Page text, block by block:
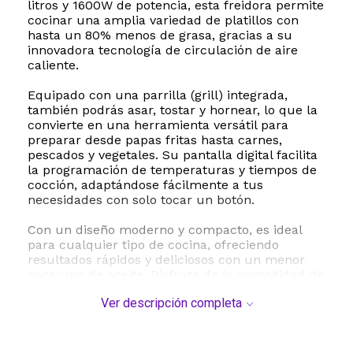
litros y 1600W de potencia, esta freidora permite
cocinar una amplia variedad de platillos con
hasta un 80% menos de grasa, gracias a su
innovadora tecnología de circulación de aire
caliente.
Equipado con una parrilla (grill) integrada,
también podrás asar, tostar y hornear, lo que la
convierte en una herramienta versátil para
preparar desde papas fritas hasta carnes,
pescados y vegetales. Su pantalla digital facilita
la programación de temperaturas y tiempos de
cocción, adaptándose fácilmente a tus
necesidades con solo tocar un botón.
Con un diseño moderno y compacto, es ideal
para cualquier tipo de cocina, ofreciendo
resultados rápidos y deliciosos con un menor
Ver descripción completa